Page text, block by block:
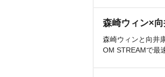
森崎ウィン×向
森崎ウィンと向井
OM STREAMで最